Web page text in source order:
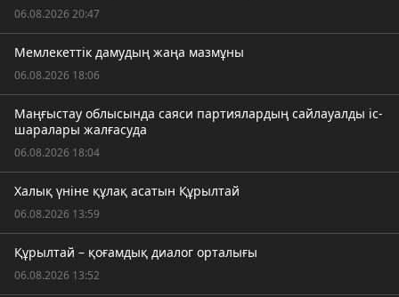
06.08.2026 20:47
Мемлекеттік дамудың жаңа мазмұны
06.08.2026 18:06
Маңғыстау облысында саяси партиялардың сайлауалды іс-
шаралары жалғасуда
06.08.2026 18:04
Халық үніне құлақ асатын Құрылтай
06.08.2026 13:59
Құрылтай – қоғамдық диалог орталығы
06.08.2026 13:52